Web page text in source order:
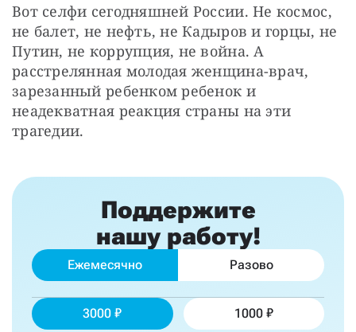
Вот селфи сегодняшней России. Не космос,
не балет, не нефть, не Кадыров и горцы, не
Путин, не коррупция, не война. А
расстрелянная молодая женщина-врач,
зарезанный ребенком ребенок и
неадекватная реакция страны на эти
трагедии.
Поддержите
нашу работу!
Ежемесячно Разово
3000 1000